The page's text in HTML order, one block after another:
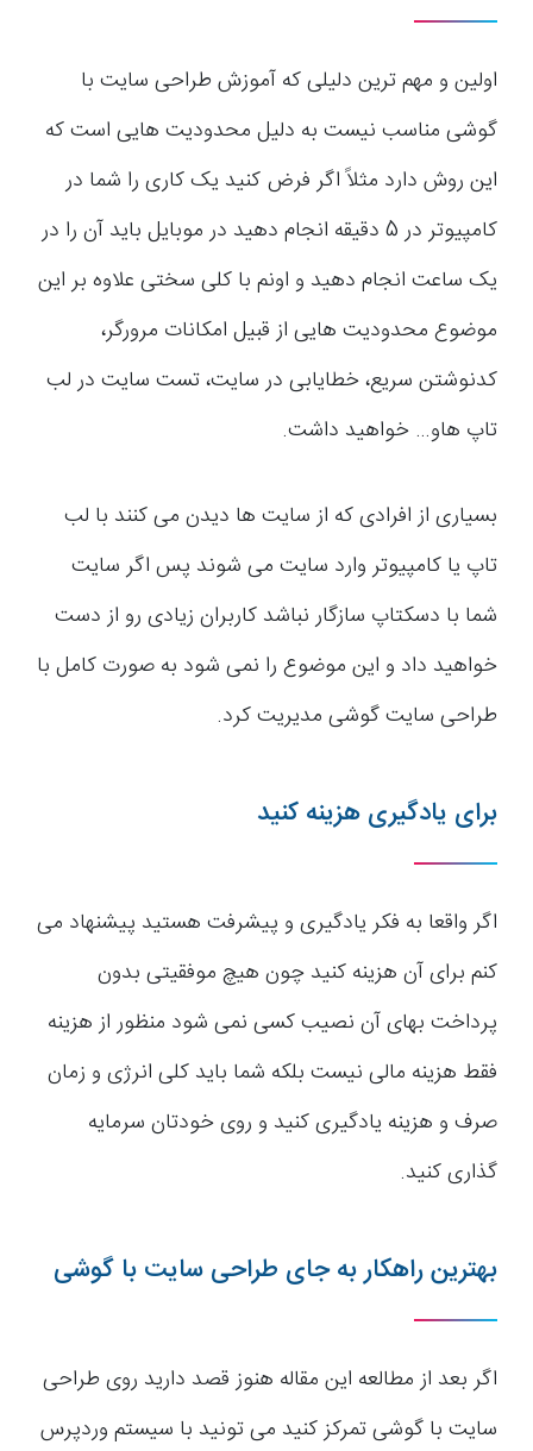
اولین و مهم ترین دلیلی که آموزش طراحی سایت با
گوشی مناسب نیست به دلیل محدودیت هایی است که
این روش دارد مثلاً اگر فرض کنید یک کاری را شما در
کامپیوتر در 5 دقیقه انجام دهید در موبایل باید آن را در
یک ساعت انجام دهید و اونم با کلی سختی علاوه بر این
موضوع محدودیت هایی از قبیل امکانات مرورگر،
کدنوشتن سریع، خطایابی در سایت، تست سایت در لب
تاپ هاو… خواهید داشت.
بسیاری از افرادی که از سایت ها دیدن می کنند با لب
تاپ یا کامپیوتر وارد سایت می شوند پس اگر سایت
شما با دسکتاپ سازگار نباشد کاربران زیادی رو از دست
خواهید داد و این موضوع را نمی شود به صورت کامل با
طراحی سایت گوشی مدیریت کرد.
برای یادگیری هزینه کنید
اگر واقعا به فکر یادگیری و پیشرفت هستید پیشنهاد می
کنم برای آن هزینه کنید چون هیچ موفقیتی بدون
پرداخت بهای آن نصیب کسی نمی شود منظور از هزینه
فقط هزینه مالی نیست بلکه شما باید کلی انرژی و زمان
صرف و هزینه یادگیری کنید و روی خودتان سرمایه
گذاری کنید.
بهترین راهکار به جای طراحی سایت با گوشی
اگر بعد از مطالعه این مقاله هنوز قصد دارید روی طراحی
سایت با گوشی تمرکز کنید می تونید با سیستم وردپرس